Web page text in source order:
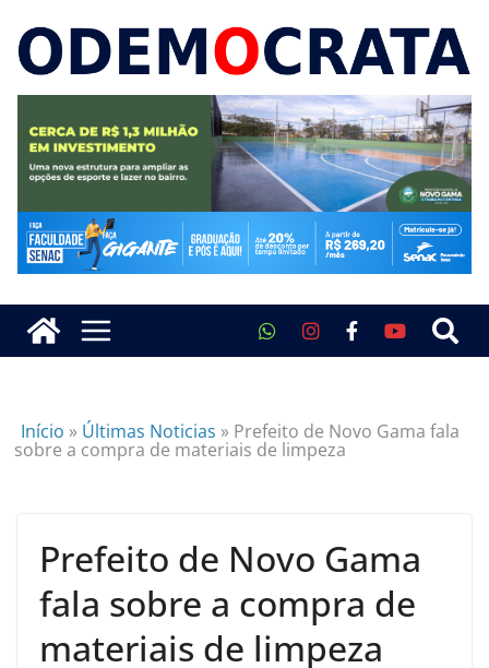
Início » Últimas Noticias » Prefeito de Novo Gama fala
sobre a compra de materiais de limpeza
Prefeito de Novo Gama
fala sobre a compra de
materiais de limpeza